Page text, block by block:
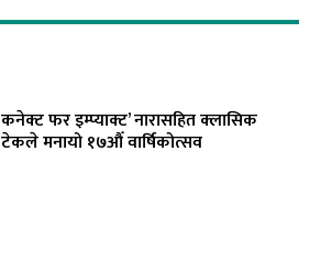
कनेक्ट फर इम्प्याक्ट’ नारासहित क्लासिक
टेकले मनायो १७औँ वार्षिकोत्सव